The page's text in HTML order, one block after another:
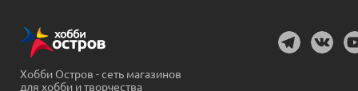
Хобби Остров - сеть магазинов
для хобби и творчества